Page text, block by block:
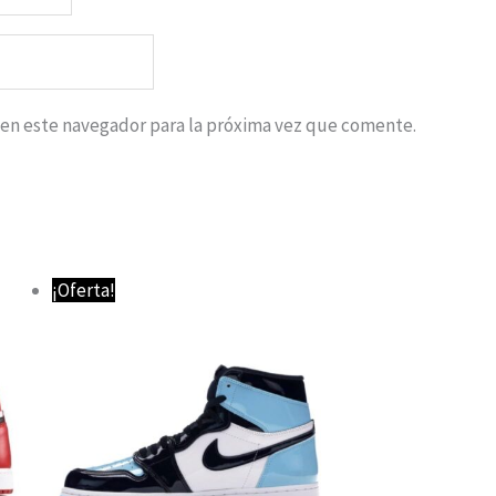
este navegador para la próxima vez que comente.
¡Oferta!
74,95 €.